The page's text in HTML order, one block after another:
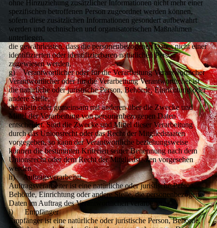
ohne Hinzuziehung zusätzlicher Informationen nicht mehr einer
spezifischen betroffenen Person zugeordnet werden können,
sofern diese zusätzlichen Informationen gesondert aufbewahrt
werden und technischen und organisatorischen Maßnahmen
unterliegen,
die gewährleisten, dass die personenbezogenen Daten nicht einer
identifizierten oder identifizierbaren natürlichen Person
zugewiesen werden.
g) Verantwortlicher oder für die Verarbeitung Verantwortlicher
Verantwortlicher oder für die Verarbeitung Verantwortlicher ist
die natürliche oder juristische Person, Behörde, Einrichtung oder
andere Stelle,
die allein oder gemeinsam mit anderen über die Zwecke und
Mittel der Verarbeitung von personenbezogenen Daten
entscheidet. Sind die Zwecke und Mittel dieser Verarbeitung
durch das Unionsrecht oder das Recht der Mitgliedstaaten
vorgegeben, so kann der Verantwortliche beziehungsweise
können die bestimmten Kriterien seiner Benennung nach dem
Unionsrecht oder dem Recht der Mitgliedstaaten vorgesehen
werden.
h) Auftragsverarbeiter
Auftragsverarbeiter ist eine natürliche oder juristische Person,
Behörde, Einrichtung oder andere Stelle, die personenbezogene
Daten im Auftrag des Verantwortlichen verarbeitet.
i) Empfänger
Empfänger ist eine natürliche oder juristische Person, Behörde,